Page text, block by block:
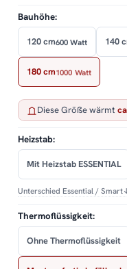
Bauhöhe:
120 cm600 Watt 140
180 cm1000 Watt
Diese Größe wärmt
Heizstab:
Mit Heizstab ESSENTIAL
Unterschied Essential / Smart
Thermoflüssigkeit:
Ohne Thermoflüssigkeit